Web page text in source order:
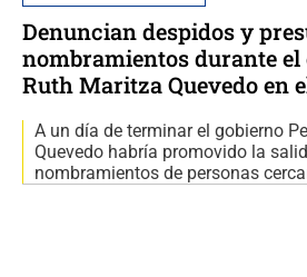
Denuncian despidos y
nombramientos durante el
Ruth Maritza Quevedo en
A un día de terminar el gobierno
Quevedo habría promovido la
nombramientos de personas